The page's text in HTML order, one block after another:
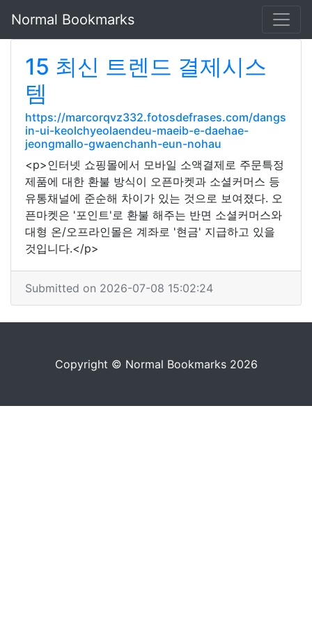
Normal Bookmarks
15 최신 트렌드 결제시스
템
https://marcorqvz332.fotosdefrases.com/dangs
in-ui-keolchyeolaendeu-maeib-e-daehae-
jeongmallo-gwaenchanh-eun-nohau
<p>인터넷 쇼핑몰에서 모바일 소액결제로 주문특정
제품에 대한 환불 방식이 오픈마켓과 소셜커머스 등
유통채널에 준순해 차이가 있는 것으로 보여졌다. 오
픈마켓은 '포인트'로 환불 해주는 반면 소셜커머스와
대형 온/오프라인몰은 계좌로 '현금' 지급하고 있을
것입니다.</p>
Submitted on 2026-07-08 15:02:24
Copyright © Normal Bookmarks 2026